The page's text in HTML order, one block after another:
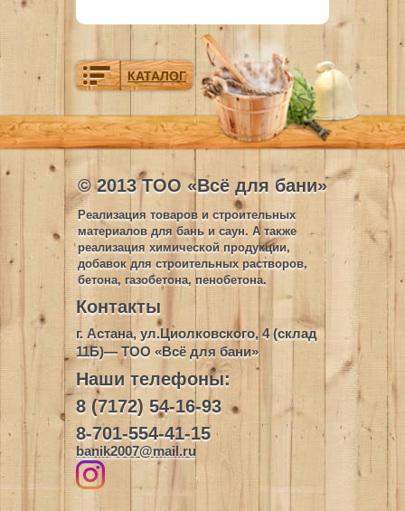
КАТАЛОГ
© 2013 ТОО «Всё для бани»
Реализация товаров и строительных
материалов для бань и саун. А также
реализация химической продукции,
добавок для строительных растворов,
бетона, газобетона, пенобетона.
Контакты
г. Астана, ул.Циолковского, 4 (склад
11Б)— ТОО «Всё для бани»
Наши телефоны:
8 (7172) 54-16-93
8-701-554-41-15
banik2007@mail.ru